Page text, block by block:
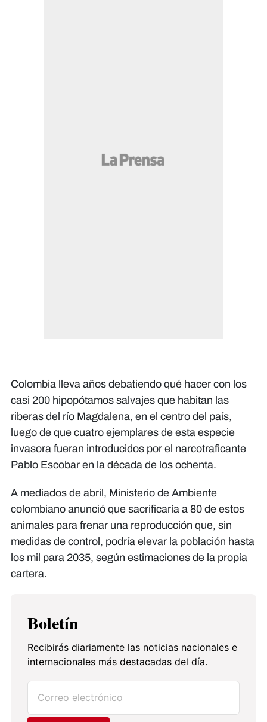
Colombia lleva años debatiendo qué hacer con los
casi 200 hipopótamos salvajes que habitan las
riberas del río Magdalena, en el centro del país,
luego de que cuatro ejemplares de esta especie
invasora fueran introducidos por el narcotraficante
Pablo Escobar en la década de los ochenta.
A mediados de abril, Ministerio de Ambiente
colombiano anunció que sacrificaría a 80 de estos
animales para frenar una reproducción que, sin
medidas de control, podría elevar la población hasta
los mil para 2035, según estimaciones de la propia
cartera.
Boletín
Recibirás diariamente las noticias nacionales e
internacionales más destacadas del día.